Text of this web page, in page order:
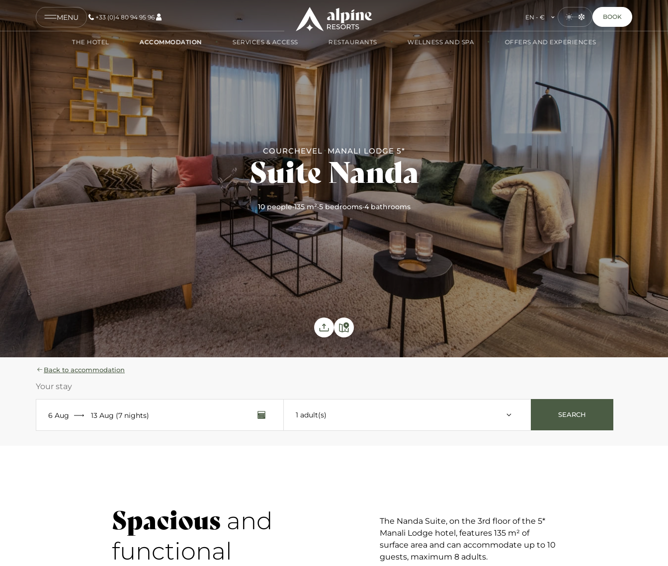
MENU +33 (0)4 80 94 95 96 EN - € BOOK
THE HOTEL ACCOMMODATION SERVICES & ACCESS RESTAURANTS WELLNESS AND SPA OFFERS AND EXPERIENCES
COURCHEVEL MANALI LODGE 5*
Suite Nanda
10 people·135 m²·5 bedrooms·4 bathrooms
COPY LINK
SEND BY EMAIL
Back to accommodation
Your stay
6 Aug 13 Aug (7 nights) 1 adult(s) SEARCH
Spacious and
functional
The Nanda Suite, on the 3rd floor of the 5*
Manali Lodge hotel, features 135 m² of
surface area and can accommodate up to 10
guests, maximum 8 adults.